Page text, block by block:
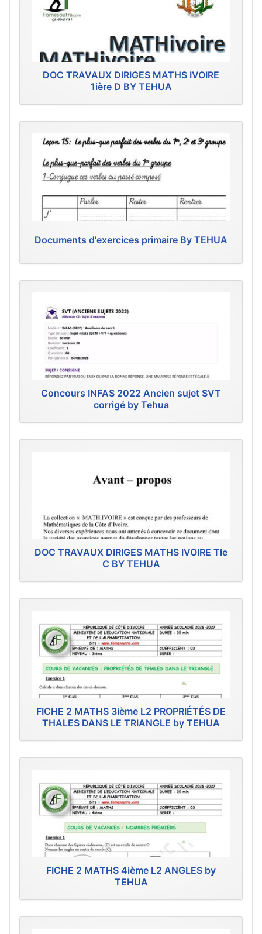
DOC TRAVAUX DIRIGES MATHS IVOIRE
1ière D BY TEHUA
Documents d'exercices primaire By TEHUA
Concours INFAS 2022 Ancien sujet SVT
corrigé by Tehua
DOC TRAVAUX DIRIGES MATHS IVOIRE Tle
C BY TEHUA
FICHE 2 MATHS 3ième L2 PROPRIÉTÉS DE
THALES DANS LE TRIANGLE by TEHUA
FICHE 2 MATHS 4ième L2 ANGLES by
TEHUA